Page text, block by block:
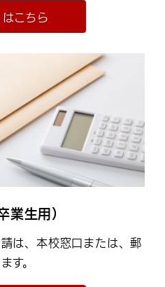
こちら
生用）
は、本校窓口または、郵
す。